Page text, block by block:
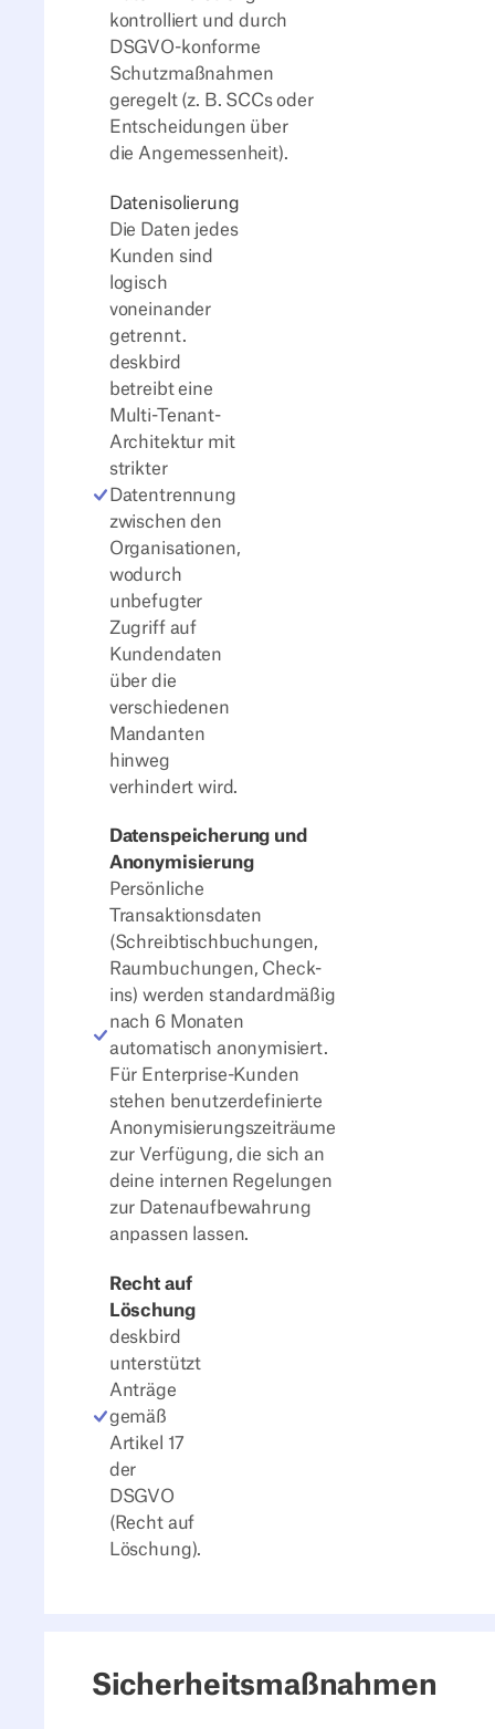
kontrolliert und durch
DSGVO-konforme
Schutzmaßnahmen
geregelt (z. B. SCCs oder
Entscheidungen über
die Angemessenheit).
Datenisolierung
Die Daten jedes
Kunden sind
logisch
voneinander
getrennt.
deskbird
betreibt eine
Multi-Tenant-
Architektur mit
strikter
Datentrennung
zwischen den
Organisationen,
wodurch
unbefugter
Zugriff auf
Kundendaten
über die
verschiedenen
Mandanten
hinweg
verhindert wird.
Datenspeicherung und
Anonymisierung
Persönliche
Transaktionsdaten
(Schreibtischbuchungen,
Raumbuchungen, Check-
ins) werden standardmäßig
nach 6 Monaten
automatisch anonymisiert.
Für Enterprise-Kunden
stehen benutzerdefinierte
Anonymisierungszeiträume
zur Verfügung, die sich an
deine internen Regelungen
zur Datenaufbewahrung
anpassen lassen.
Recht auf
Löschung
deskbird
unterstützt
Anträge
gemäß
Artikel 17
der
DSGVO
(Recht auf
Löschung).
Sicherheitsmaßnahmen